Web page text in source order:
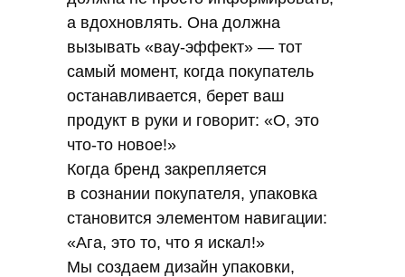
а вдохновлять. Она должна
вызывать «вау-эффект» — тот
самый момент, когда покупатель
останавливается, берет ваш
продукт в руки и говорит: «О, это
что-то новое!»
Когда бренд закрепляется
в сознании покупателя, упаковка
становится элементом навигации:
«Ага, это то, что я искал!»
Мы создаем дизайн упаковки,